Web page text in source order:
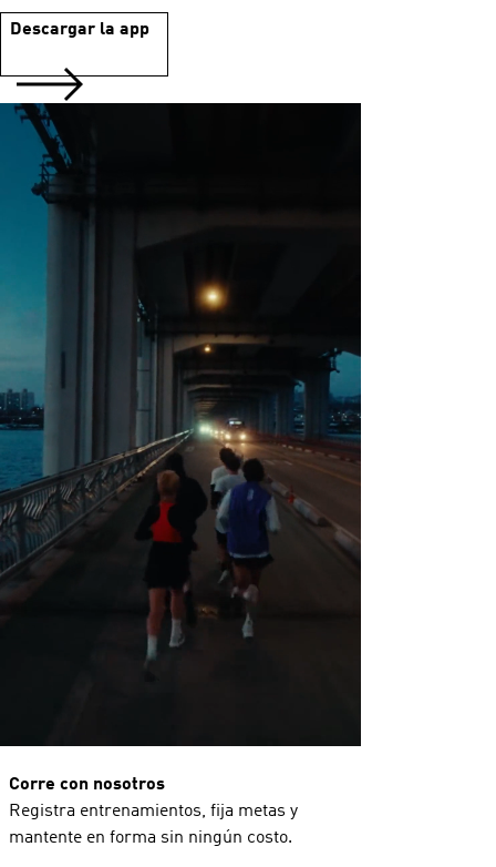
Descargar la app
Corre con nosotros
Registra entrenamientos, fija metas y
mantente en forma sin ningún costo.